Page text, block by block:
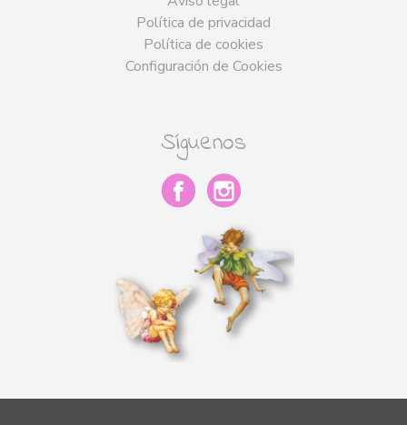
Política de privacidad
Política de cookies
Configuración de Cookies
Síguenos